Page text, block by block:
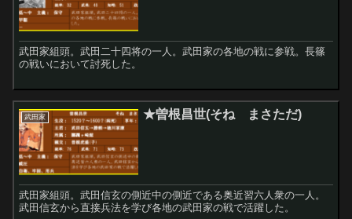
武田家組頭。武田二十四将の一人。武田家の各地の戦に参戦。長篠
の戦いにおいて討死した。
武田家 ★曽根昌世(そね まさただ)
武田家組頭。武田信玄の側近中の側近である奥近習六人衆の一人。
武田信玄から直接兵法を学び各地の武田家の戦で活躍した。